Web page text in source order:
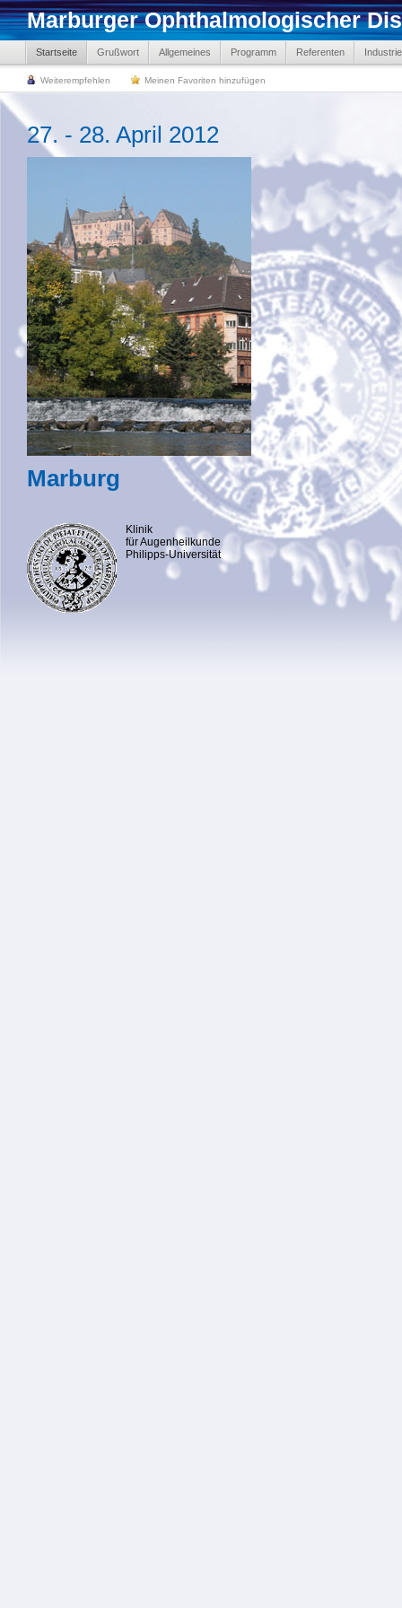
Marburger Ophthalmologischer
Startseite Grußwort Allgemeines Programm Referenten
Weiterempfehlen Meinen Favoriten hinzufügen
27. - 28. April 2012
Marburg
Klinik
für Augenheilkunde
Philipps-Universität